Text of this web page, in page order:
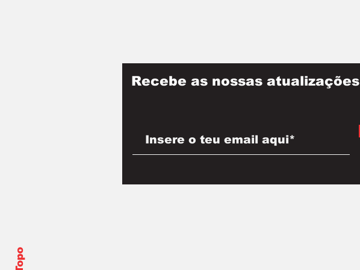
Recebe as nossas atualizações